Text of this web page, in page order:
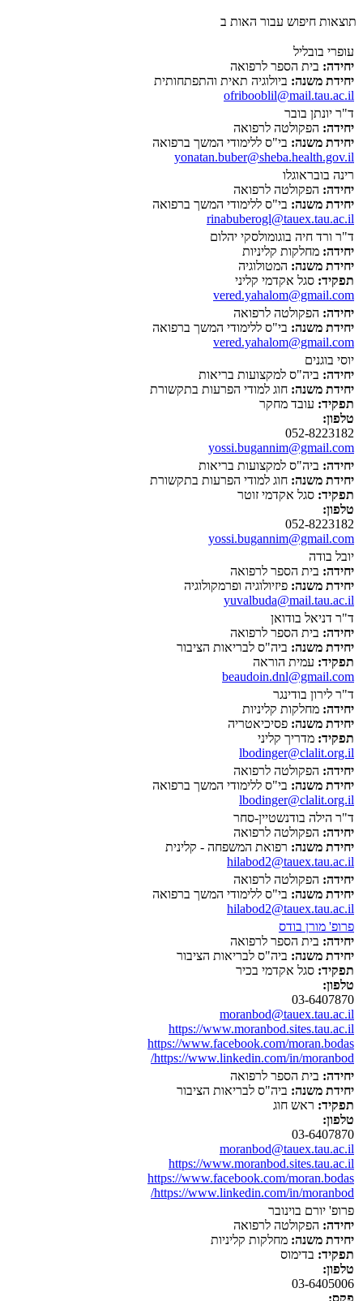
תוצאות חיפוש עבור האות ב
עופרי בובליל
יחידה: בית הספר לרפואה
יחידת משנה: ביולוגיה תאית והתפתחותית
ofribooblil@mail.tau.ac.il
ד"ר יונתן בובר
יחידה: הפקולטה לרפואה
יחידת משנה: בי"ס ללימודי המשך ברפואה
yonatan.buber@sheba.health.gov.il
רינה בובראוגלו
יחידה: הפקולטה לרפואה
יחידת משנה: בי"ס ללימודי המשך ברפואה
rinabuberogl@tauex.tau.ac.il
ד"ר ורד חיה בוגומולסקי יהלום
יחידה: מחלקות קליניות
יחידת משנה: המטולוגיה
תפקיד: סגל אקדמי קליני
vered.yahalom@gmail.com
יחידה: הפקולטה לרפואה
יחידת משנה: בי"ס ללימודי המשך ברפואה
vered.yahalom@gmail.com
יוסי בוגנים
יחידה: ביה"ס למקצועות בריאות
יחידת משנה: חוג למודי הפרעות בתקשורת
תפקיד: עובד מחקר
טלפון:
052-8223182
yossi.bugannim@gmail.com
יחידה: ביה"ס למקצועות בריאות
יחידת משנה: חוג למודי הפרעות בתקשורת
תפקיד: סגל אקדמי זוטר
טלפון:
052-8223182
yossi.bugannim@gmail.com
יובל בודה
יחידה: בית הספר לרפואה
יחידת משנה: פיזיולוגיה ופרמקולוגיה
yuvalbuda@mail.tau.ac.il
ד"ר דניאל בודואן
יחידה: בית הספר לרפואה
יחידת משנה: ביה"ס לבריאות הציבור
תפקיד: עמית הוראה
beaudoin.dnl@gmail.com
ד"ר לירון בודינגר
יחידה: מחלקות קליניות
יחידת משנה: פסיכיאטריה
תפקיד: מדריך קליני
lbodinger@clalit.org.il
יחידה: הפקולטה לרפואה
יחידת משנה: בי"ס ללימודי המשך ברפואה
lbodinger@clalit.org.il
ד"ר הילה בודנשטיין-סחר
יחידה: הפקולטה לרפואה
יחידת משנה: רפואת המשפחה - קלינית
hilabod2@tauex.tau.ac.il
יחידה: הפקולטה לרפואה
יחידת משנה: בי"ס ללימודי המשך ברפואה
hilabod2@tauex.tau.ac.il
פרופ' מורן בודס
יחידה: בית הספר לרפואה
יחידת משנה: ביה"ס לבריאות הציבור
תפקיד: סגל אקדמי בכיר
טלפון:
03-6407870
moranbod@tauex.tau.ac.il
https://www.moranbod.sites.tau.ac.il
https://www.facebook.com/moran.bodas
https://www.linkedin.com/in/moranbod/
יחידה: בית הספר לרפואה
יחידת משנה: ביה"ס לבריאות הציבור
תפקיד: ראש חוג
טלפון:
03-6407870
moranbod@tauex.tau.ac.il
https://www.moranbod.sites.tau.ac.il
https://www.facebook.com/moran.bodas
https://www.linkedin.com/in/moranbod/
פרופ' יורם בוינובר
יחידה: הפקולטה לרפואה
יחידת משנה: מחלקות קליניות
תפקיד: בדימוס
טלפון:
03-6405006
פקס: